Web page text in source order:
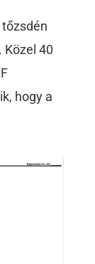
Közel 40
hogy a